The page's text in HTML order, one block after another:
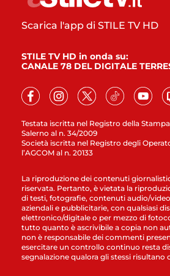
Testata iscritta nel Registro della
Salerno al n. 34/2009
Società iscritta nel Registro degli
l’AGCOM al n. 20133
Scarica l'app di STILE TV HD
STILE TV HD in onda su:
CANALE 78 DEL DIGITALE
La riproduzione dei contenuti
riservata. Pertanto, è vietata la
di testi, fotografie, contenuti audio/
aziendali e pubblicitarie, con qualsiasi
elettronico/digitale o per mezzo di
tutto quanto è ascrivibile a copia non
non è responsabile dei commenti
esercitare un controllo continuo resta
segnalazione qualora gli stessi risultano